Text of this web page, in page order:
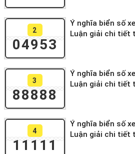
2
04953
Ý nghĩa biển số
Luận giải chi tiết
3
88888
Ý nghĩa biển số
Luận giải chi tiết
4
11111
Ý nghĩa biển số
Luận giải chi tiết